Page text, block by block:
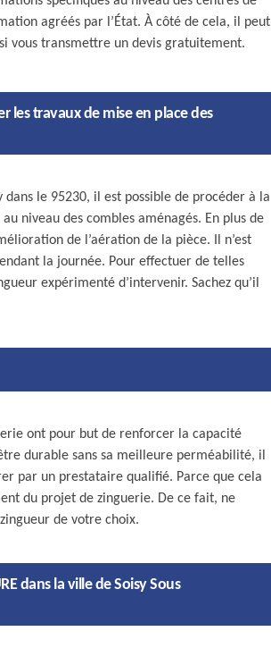
agréés par l’État. À côté de cela, il peut
vous transmettre un devis gratuitement.
les travaux de mise en place des
le 95230, il est possible de procéder à la
niveau des combles aménagés. En plus de
de l’aération de la pièce. Il n’est
la journée. Pour effectuer de telles
expérimenté d’intervenir. Sachez qu’il
ont pour but de renforcer la capacité
durable sans sa meilleure perméabilité, il
par un prestataire qualifié. Parce que cela
du projet de zinguerie. De ce fait, ne
de votre choix.
dans la ville de Soisy Sous